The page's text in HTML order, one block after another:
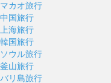
マカオ旅行
中国旅行
上海旅行
韓国旅行
ソウル旅行
釜山旅行
バリ島旅行